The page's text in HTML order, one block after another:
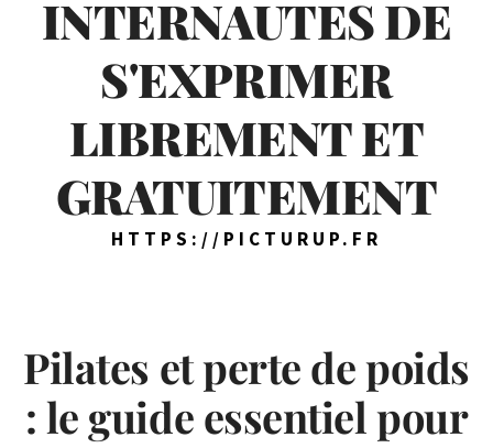
INTERNAUTES DE
S'EXPRIMER
LIBREMENT ET
GRATUITEMENT
HTTPS://PICTURUP.FR
Pilates et perte de poids
: le guide essentiel pour